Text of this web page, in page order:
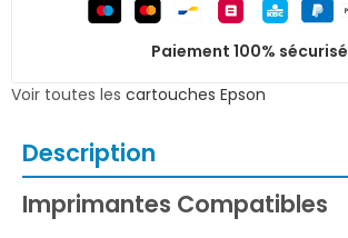
Paiement 100% sécurisé
Voir toutes les cartouches Epson
Description
Imprimantes Compatibles